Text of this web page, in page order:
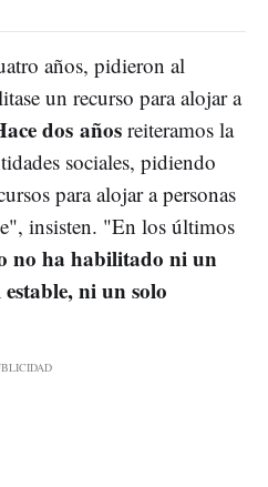
años, pidieron al
un recurso para alojar a
dos años reiteramos la
sociales, pidiendo
para alojar a personas
insisten. "En los últimos
no ha habilitado ni un
ni un solo